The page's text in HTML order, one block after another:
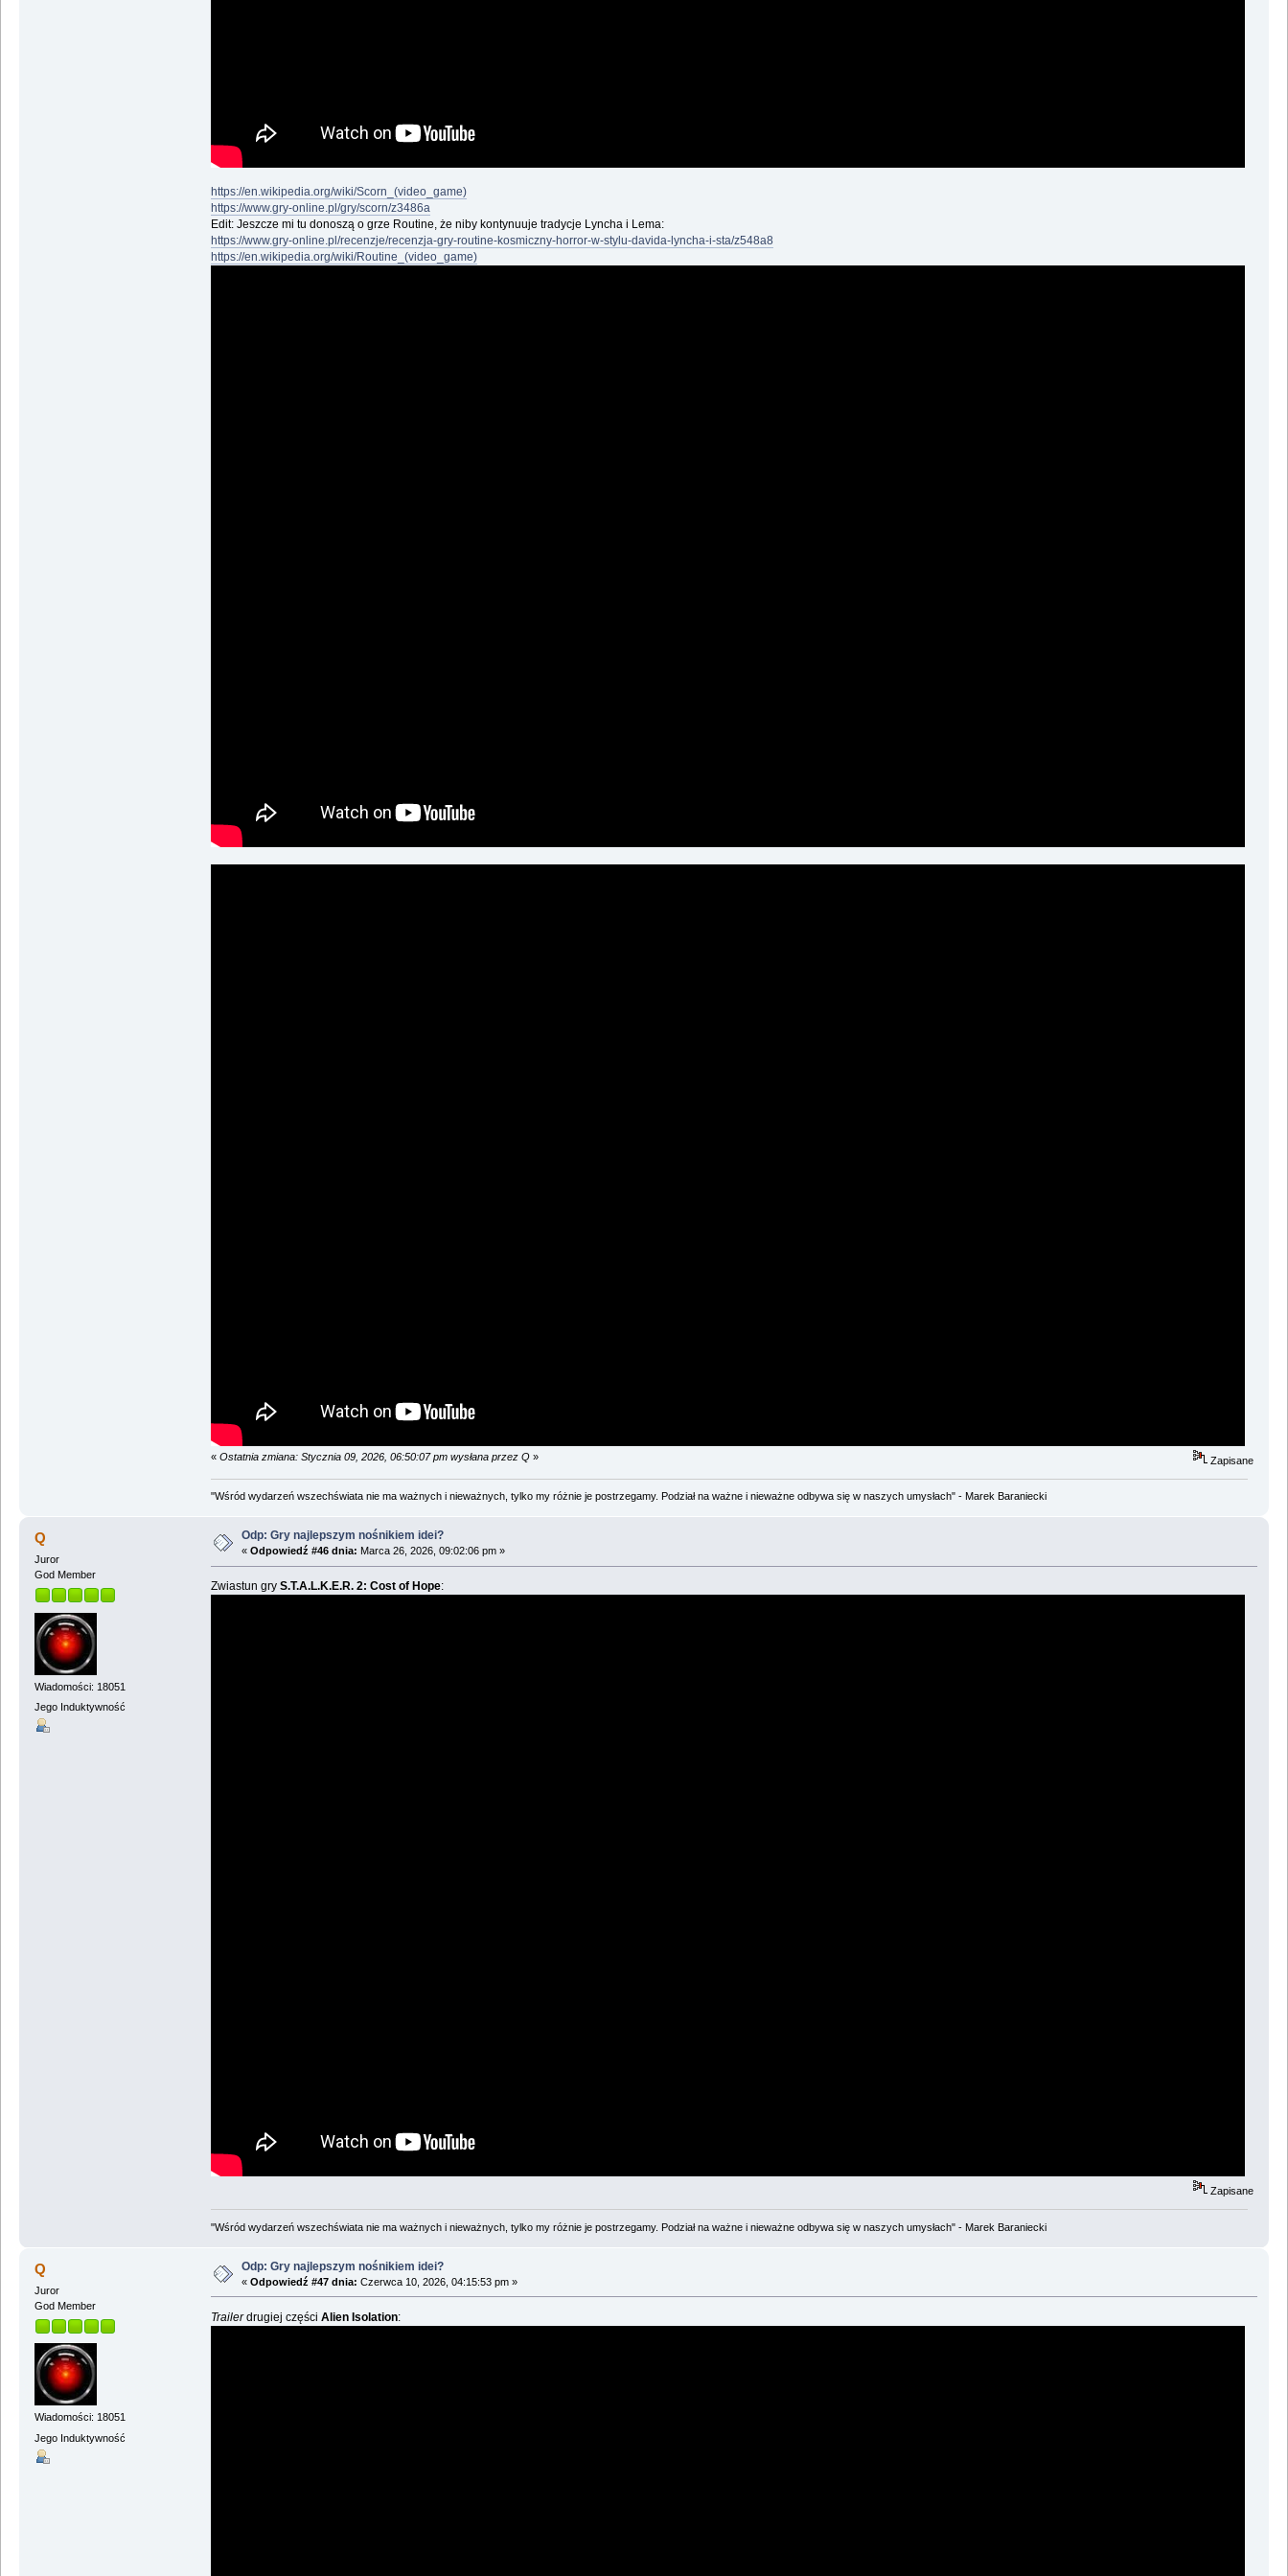
https://en.wikipedia.org/wiki/Scorn_(video_game)
https://www.gry-online.pl/gry/scorn/z3486a
Edit: Jeszcze mi tu donoszą o grze Routine, że niby kontynuuje tradycje Lyncha i Lema:
https://www.gry-online.pl/recenzje/recenzja-gry-routine-kosmiczny-horror-w-stylu-davida-lyncha-i-sta/z548a8
https://en.wikipedia.org/wiki/Routine_(video_game)
« Ostatnia zmiana: Stycznia 09, 2026, 06:50:07 pm wysłana przez Q» Zapisane
"Wśród wydarzeń wszechświata nie ma ważnych i nieważnych, tylko my różnie je postrzegamy. Podział na ważne i nieważne odbywa się w naszych umysłach" - Marek Baraniecki
Q
Juror
God Member
Wiadomości: 18051
Jego Induktywność
Odp: Gry najlepszym nośnikiem idei?
« Odpowiedź #46 dnia: Marca 26, 2026, 09:02:06 pm »
Zwiastun gry S.T.A.L.K.E.R. 2: Cost of Hope:
Zapisane
"Wśród wydarzeń wszechświata nie ma ważnych i nieważnych, tylko my różnie je postrzegamy. Podział na ważne i nieważne odbywa się w naszych umysłach" - Marek Baraniecki
Q
Juror
God Member
Wiadomości: 18051
Jego Induktywność
Odp: Gry najlepszym nośnikiem idei?
« Odpowiedź #47 dnia: Czerwca 10, 2026, 04:15:53 pm »
Trailerdrugiej części Alien Isolation: